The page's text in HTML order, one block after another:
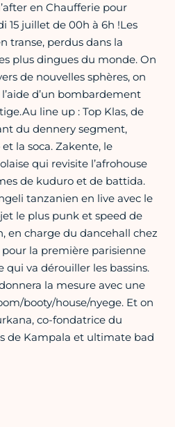
en Chaufferie pour
15 juillet de 00h à 6h !Les
transe, perdus dans la
plus dingues du monde. On
de nouvelles sphères, on
d’un bombardement
line up : Top Klas, de
du dennery segment,
la soca. Zakente, le
qui revisite l’afrohouse
de kuduro et de battida.
tanzanien en live avec le
le plus punk et speed de
en charge du dancehall chez
la première parisienne
qui va dérouiller les bassins.
la mesure avec une
booty/house/nyege. Et on
co-fondatrice du
de Kampala et ultimate bad